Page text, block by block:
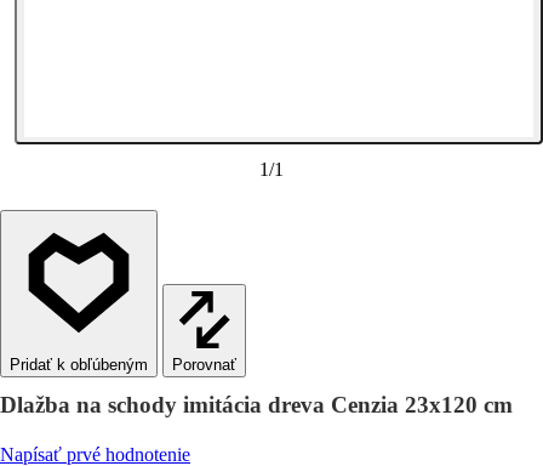
1/1
Porovnať
Dlažba na schody imitácia dreva Cenzia 23x120 cm
Napísať prvé hodnotenie